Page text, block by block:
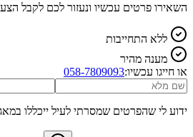
השאירו פרטים עכשיו ונעזור לכם לקבל
ללא התחייבות
מענה מהיר
או חייגו עכשיו:058-7809093
ידוע לי שהפרטים שמסרתי לעיל ייכללו